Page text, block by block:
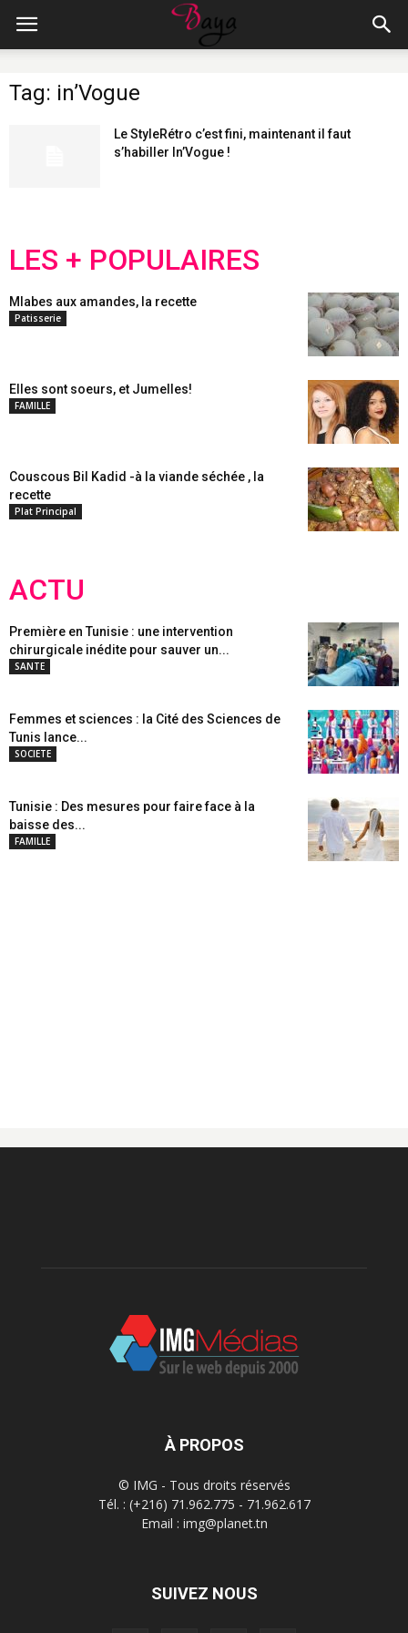
Tag: in’Vogue
Le StyleRétro c’est fini, maintenant il faut
s’habiller In’Vogue !
LES + POPULAIRES
Mlabes aux amandes, la recette
Patisserie
Elles sont soeurs, et Jumelles!
FAMILLE
Couscous Bil Kadid -à la viande séchée , la
recette
Plat Principal
ACTU
Première en Tunisie : une intervention
chirurgicale inédite pour sauver un...
SANTE
Femmes et sciences : la Cité des Sciences de
Tunis lance...
SOCIETE
Tunisie : Des mesures pour faire face à la
baisse des...
FAMILLE
À PROPOS
© IMG - Tous droits réservés
Tél. : (+216) 71.962.775 - 71.962.617
Email : img@planet.tn
SUIVEZ NOUS